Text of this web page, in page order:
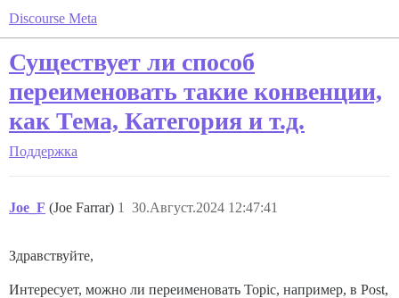
Discourse Meta
Существует ли способ
переименовать такие конвенции,
как Тема, Категория и т.д.
Поддержка
Joe_F (Joe Farrar) 30.Август.2024 12:47:41
1
Здравствуйте,
Интересует, можно ли переименовать Topic, например, в Post,